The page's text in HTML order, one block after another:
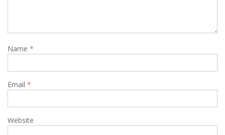
Name *
Email *
Website